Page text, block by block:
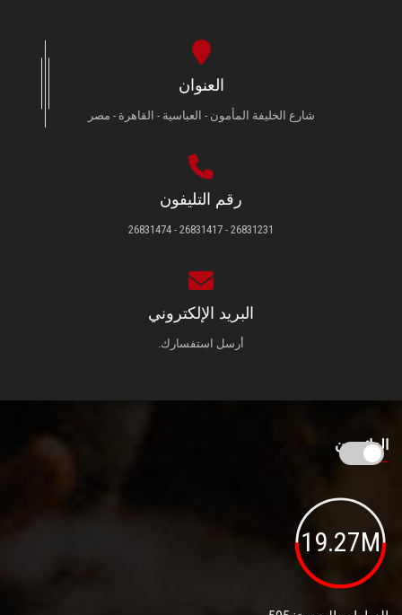
العنوان
شارع الخليفة المأمون - العباسية - القاهرة - مصر
رقم التليفون
26831231 - 26831417 - 26831474
البريد الإلكتروني
أرسل استفسارك.
الزائـرون
19.27M